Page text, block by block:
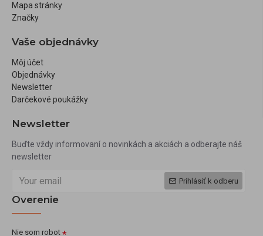
Mapa stránky
Značky
Vaše objednávky
Môj účet
Objednávky
Newsletter
Darčekové poukážky
Newsletter
Buďte vždy informovaní o novinkách a akciách a odberajte náš
newsletter
Prihlásiť k odberu
Overenie
Nie som robot